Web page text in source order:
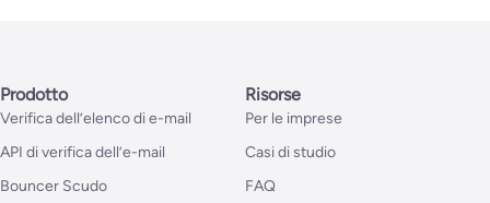
Prodotto
Verifica dell’elenco di e-mail
API di verifica dell’e-mail
Bouncer Scudo
Risorse
Per le imprese
Casi di studio
FAQ